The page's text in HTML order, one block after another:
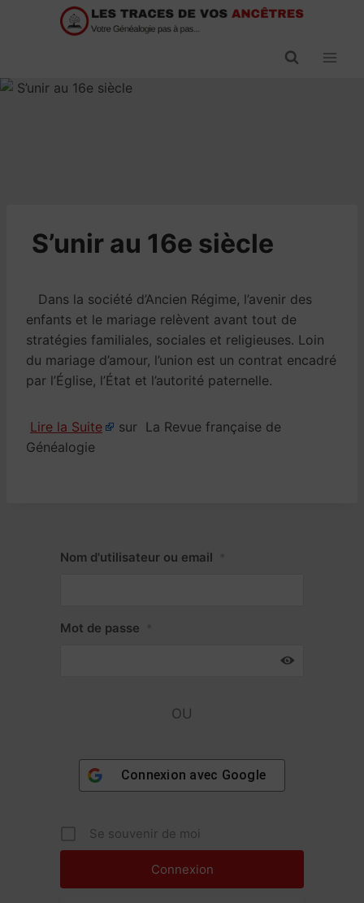
​S’unir au 16e siècle
Dans la société d’Ancien Régime, l’avenir des
enfants et le mariage relèvent avant tout de
stratégies familiales, sociales et religieuses. Loin
du mariage d’amour, l’union est un contrat encadré
par l’Église, l’État et l’autorité paternelle.
Lire la Suite
sur La Revue française de
Généalogie
Nom d'utilisateur ou email
Mot de passe
OU
Connexion avec Google
Se souvenir de moi